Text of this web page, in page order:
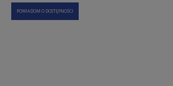
POWIADOM O DOSTĘPNOŚCI